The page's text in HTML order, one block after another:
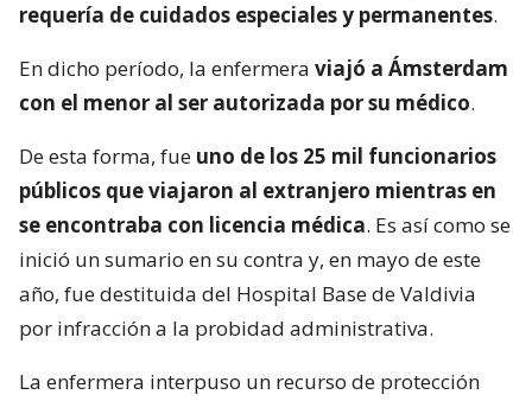
requería de cuidados especiales y permanentes.
En dicho período, la enfermera viajó a Ámsterdam
con el menor al ser autorizada por su médico.
De esta forma, fue uno de los 25 mil funcionarios
públicos que viajaron al extranjero mientras en
se encontraba con licencia médica. Es así como se
inició un sumario en su contra y, en mayo de este
año, fue destituida del Hospital Base de Valdivia
por infracción a la probidad administrativa.
La enfermera interpuso un recurso de protección